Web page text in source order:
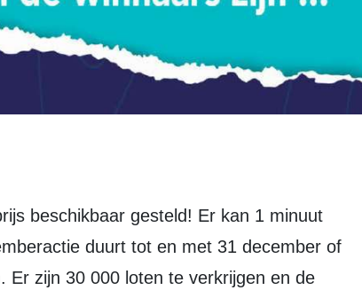
duurt tot en met 31 december of
Er zijn 30 000 loten te verkrijgen en de